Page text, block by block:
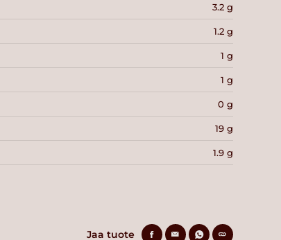
3.2 g
1.2 g
1 g
1 g
0 g
19 g
1.9 g
Jaa tuote